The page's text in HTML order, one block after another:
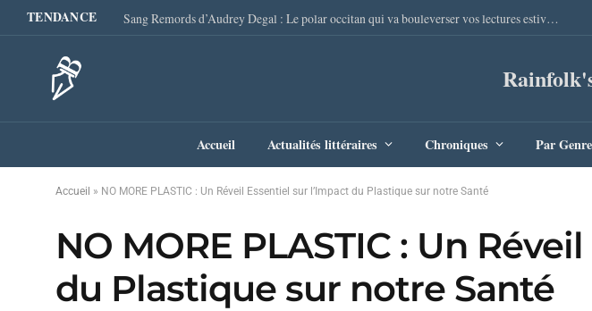
TENDANCE Sang Remords d’Audrey Degal : Le polar occitan qui va bouleverser vos lectures estivales
Accueil Actualités littéraires Chroniques Par Genre
Accueil » NO MORE PLASTIC : Un Réveil Essentiel sur l’Impact du Plastique sur notre Santé
NO MORE PLASTIC : Un
du Plastique sur notre Santé